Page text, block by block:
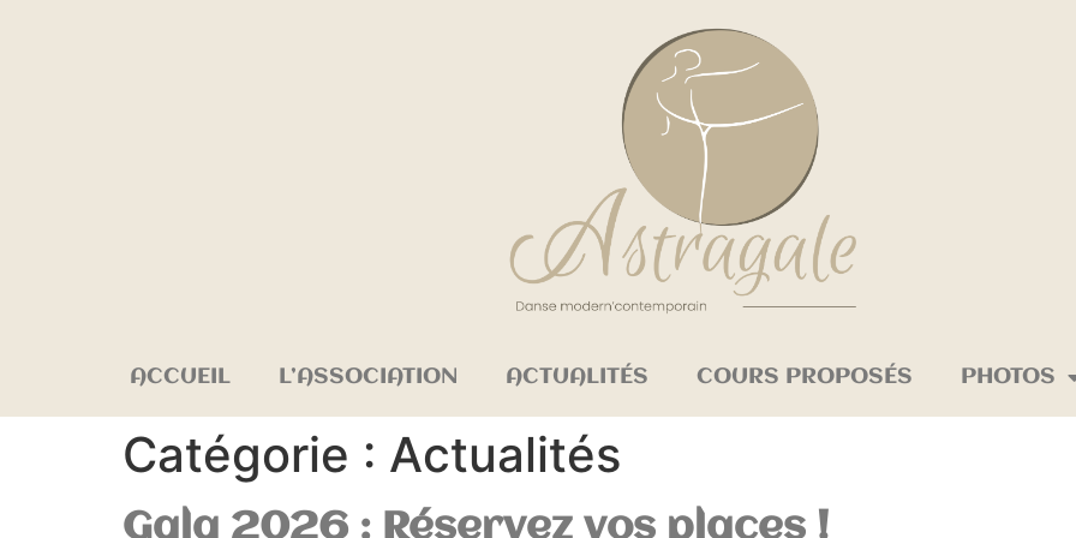
ACCUEIL L’ASSOCIATION ACTUALITÉS COURS PROPOSÉS PHOTOS
Catégorie : Actualités
Gala 2026 : Réservez vos places !